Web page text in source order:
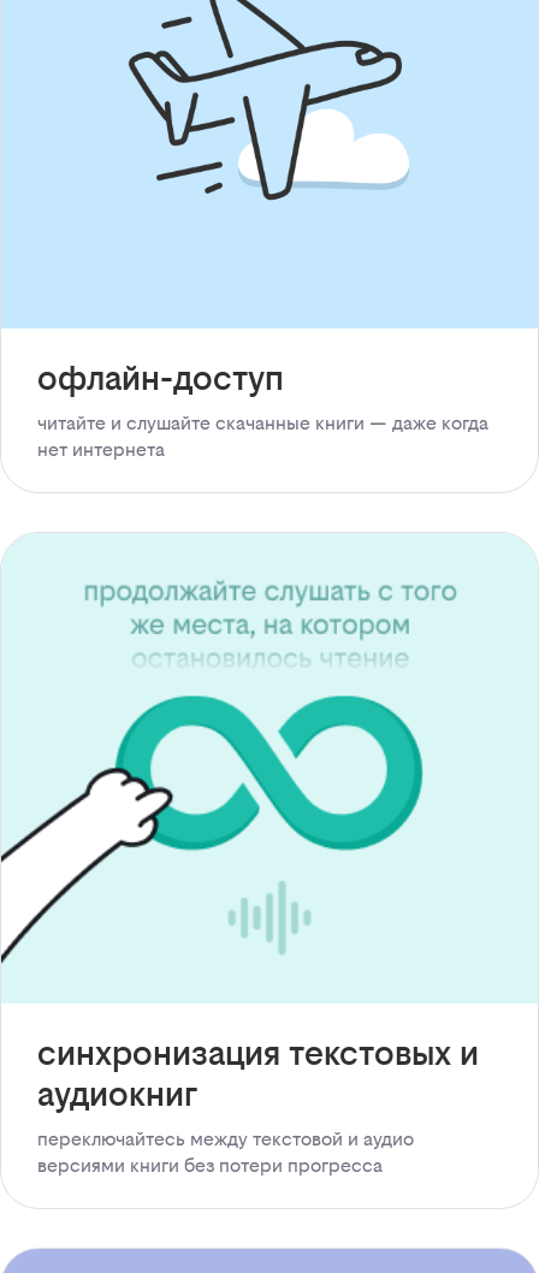
офлайн-доступ
читайте и слушайте скачанные книги — даже когда
нет интернета
синхронизация текстовых и
аудиокниг
переключайтесь между текстовой и аудио
версиями книги без потери прогресса